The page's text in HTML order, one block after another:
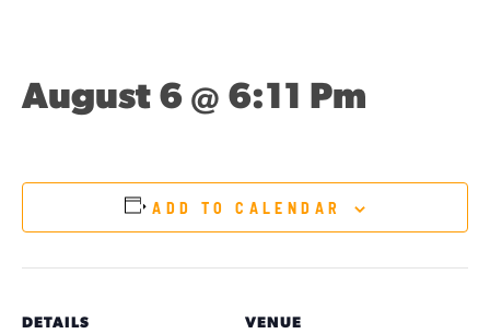
August 6 @ 6:11 Pm
ADD TO CALENDAR
DETAILS VENUE